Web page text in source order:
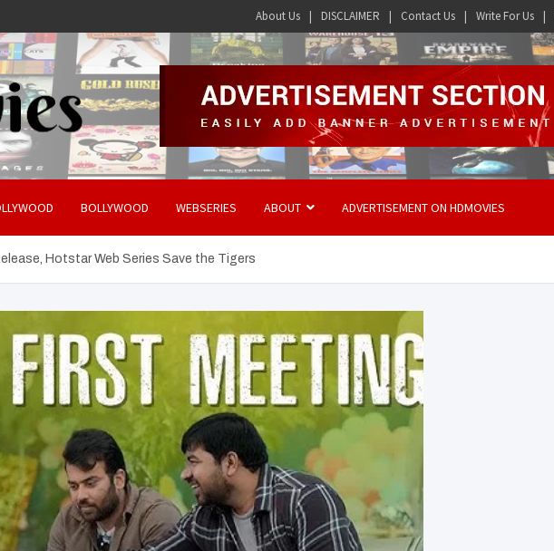
About Us DISCLAIMER Contact Us Write For Us
BOLLYWOOD WEBSERIES ABOUT ADVERTISEMENT ON HDMOVIES
Hotstar Web Series Save the Tigers